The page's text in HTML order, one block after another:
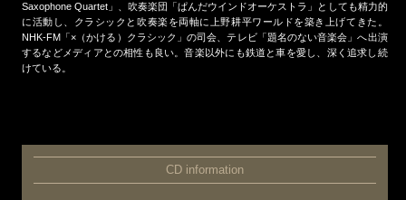
Saxophone Quartet」、吹奏楽団「ぱんだウインドオーケストラ」としても精力的
に活動し、クラシックと吹奏楽を両軸に上野耕平ワールドを築き上げてきた。
NHK-FM「×（かける）クラシック」の司会、テレビ「題名のない音楽会」へ出演
するなどメディアとの相性も良い。音楽以外にも鉄道と車を愛し、深く追求し続
けている。
CD information